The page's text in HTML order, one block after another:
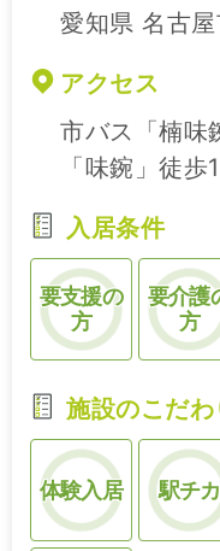
愛知県 名古
アクセス
市バス「楠味
「味鋺」徒歩
入居条件
要支援の
方
要介護
方
施設のこだ
体験入居 駅チカ